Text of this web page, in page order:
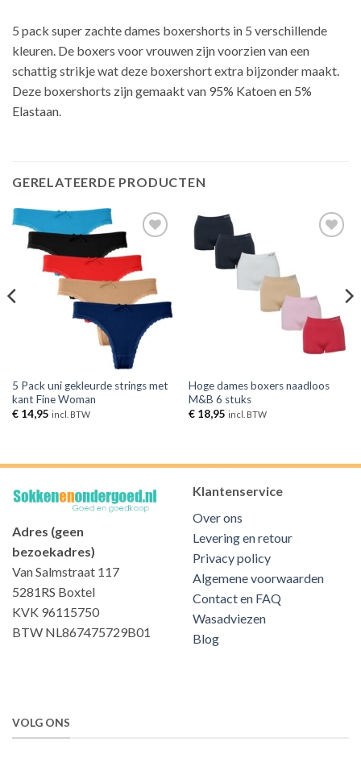
5 pack super zachte dames boxershorts in 5 verschillende
kleuren. De boxers voor vrouwen zijn voorzien van een
schattig strikje wat deze boxershort extra bijzonder maakt.
Deze boxershorts zijn gemaakt van 95% Katoen en 5%
Elastaan.
GERELATEERDE PRODUCTEN
Toevoegen
aan
verlanglijst
5 Pack uni gekleurde strings met
kant Fine Woman
€14,95 incl. BTW
Hoge dames boxers naadloos
M&B 6 stuks
€18,95 incl. BTW
Adres (geen
bezoekadres)
Van Salmstraat 117
5281RS Boxtel
KVK 96115750
BTW NL867475729B01
Klantenservice
Over ons
Levering en retour
Privacy policy
Algemene voorwaarden
Contact en FAQ
Wasadviezen
Blog
VOLG ONS